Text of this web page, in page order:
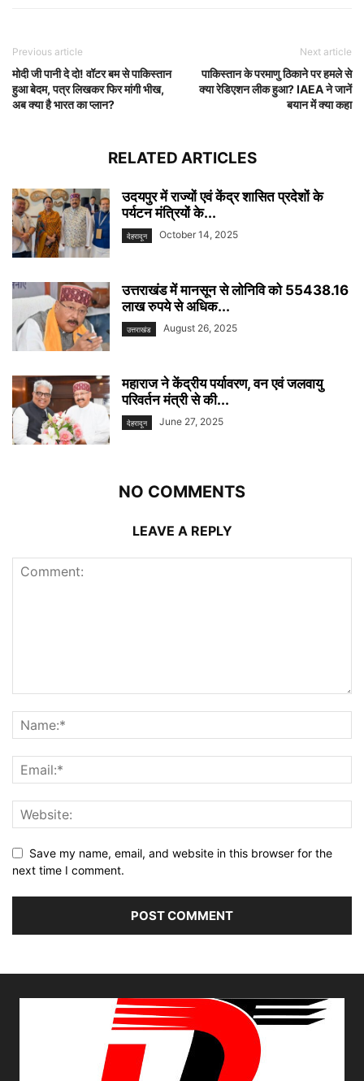
Previous article
मोदी जी पानी दे दो! वॉटर बम से पाकिस्तान
हुआ बेदम, पत्र लिखकर फिर मांगी भीख,
अब क्या है भारत का प्लान?
Next article
पाकिस्तान के परमाणु ठिकाने पर हमले से
क्या रेडिएशन लीक हुआ? IAEA ने जानें
बयान में क्या कहा
RELATED ARTICLES
उदयपुर में राज्यों एवं केंद्र शासित प्रदेशों के
पर्यटन मंत्रियों के...
देहरादून October 14, 2025
उत्तराखंड में मानसून से लोनिवि को 55438.16
लाख रुपये से अधिक...
उत्तराखंड August 26, 2025
महाराज ने केंद्रीय पर्यावरण, वन एवं जलवायु
परिवर्तन मंत्री से की...
देहरादून June 27, 2025
NO COMMENTS
LEAVE A REPLY
Save my name, email, and website in this browser for the
next time I comment.